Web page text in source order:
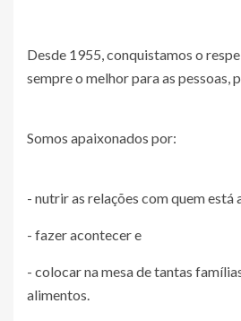
Desde 1955, conquistamos o
sempre o melhor para as pessoas,
Somos apaixonados por:
- nutrir as relações com quem está
- fazer acontecer e
- colocar na mesa de tantas
alimentos.